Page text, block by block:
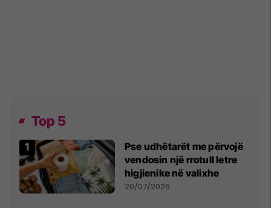
Top 5
Pse udhëtarët me përvojë
vendosin një rrotull letre
higjienike në valixhe
20/07/2026